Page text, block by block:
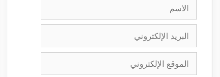
الإلكتروني
الإلكتروني